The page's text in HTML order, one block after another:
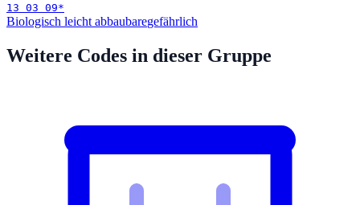
13 03 09*
Biologisch leicht abbaubaregefährlich
Weitere Codes in dieser Gruppe